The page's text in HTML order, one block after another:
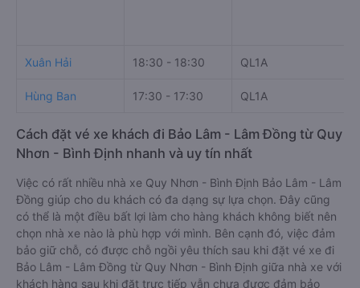
Xuân Hải 18:30 - 18:30 QL1A
Hùng Ban 17:30 - 17:30 QL1A
Cách đặt vé xe khách đi Bảo Lâm - Lâm Đồng từ Quy
Nhơn - Bình Định nhanh và uy tín nhất
Việc có rất nhiều nhà xe Quy Nhơn - Bình Định Bảo Lâm - Lâm
Đồng giúp cho du khách có đa dạng sự lựa chọn. Đây cũng
có thể là một điều bất lợi làm cho hàng khách không biết nên
chọn nhà xe nào là phù hợp với mình. Bên cạnh đó, việc đảm
bảo giữ chỗ, có được chỗ ngồi yêu thích sau khi đặt vé xe đi
Bảo Lâm - Lâm Đồng từ Quy Nhơn - Bình Định giữa nhà xe với
khách hàng sau khi đặt trực tiếp vẫn chưa được đảm bảo